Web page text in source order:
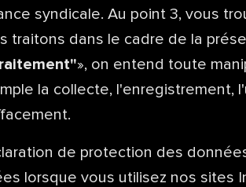
syndicale. Au point 3, vous
traitons dans le cadre de la
», on entend toute
la collecte, l'enregistrement,
de protection des
lorsque vous utilisez nos sites